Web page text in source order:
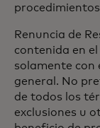
Renuncia de
contenida en
solamente con
general. No
de todos los
exclusiones u